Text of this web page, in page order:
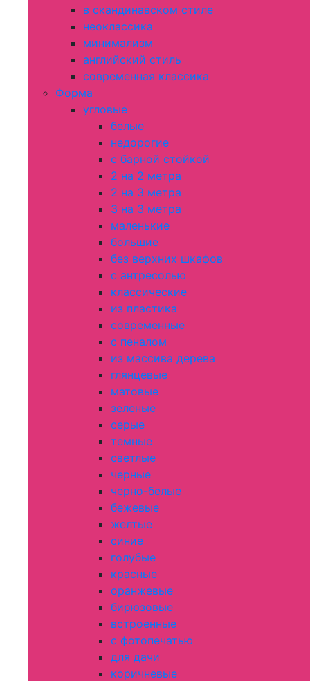
в скандинавском стиле
неоклассика
минимализм
английский стиль
современная классика
Форма
угловые
белые
недорогие
с барной стойкой
2 на 2 метра
2 на 3 метра
3 на 3 метра
маленькие
большие
без верхних шкафов
с антресолью
классические
из пластика
современные
с пеналом
из массива дерева
глянцевые
матовые
зеленые
серые
темные
светлые
черные
черно-белые
бежевые
желтые
синие
голубые
красные
оранжевые
бирюзовые
встроенные
с фотопечатью
для дачи
коричневые